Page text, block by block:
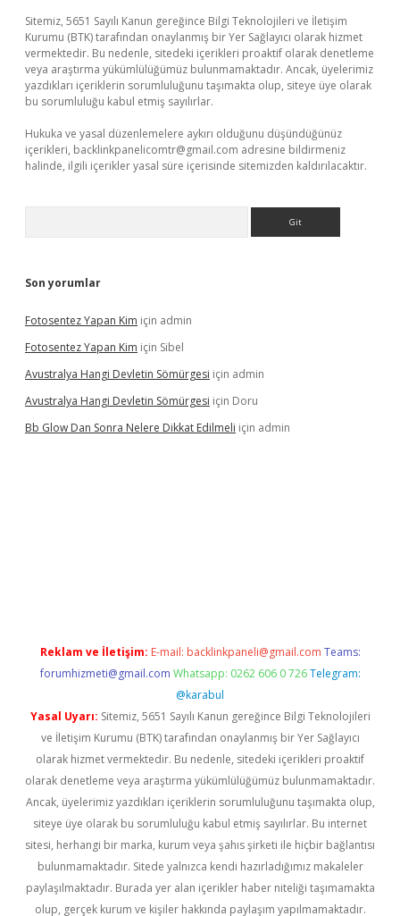
Sitemiz, 5651 Sayılı Kanun gereğince Bilgi Teknolojileri ve İletişim
Kurumu (BTK) tarafından onaylanmış bir Yer Sağlayıcı olarak hizmet
vermektedir. Bu nedenle, sitedeki içerikleri proaktif olarak denetleme
veya araştırma yükümlülüğümüz bulunmamaktadır. Ancak, üyelerimiz
yazdıkları içeriklerin sorumluluğunu taşımakta olup, siteye üye olarak
bu sorumluluğu kabul etmiş sayılırlar.
Hukuka ve yasal düzenlemelere aykırı olduğunu düşündüğünüz
içerikleri, backlinkpanelicomtr@gmail.com adresine bildirmeniz
halinde, ilgili içerikler yasal süre içerisinde sitemizden kaldırılacaktır.
Son yorumlar
Fotosentez Yapan Kim için admin
Fotosentez Yapan Kim için Sibel
Avustralya Hangi Devletin Sömürgesi için admin
Avustralya Hangi Devletin Sömürgesi için Doru
Bb Glow Dan Sonra Nelere Dikkat Edilmeli için admin
Reklam ve İletişim: E-mail: backlinkpaneli@gmail.com Teams:
forumhizmeti@gmail.com Whatsapp: 0262 606 0 726 Telegram:
@karabul
Yasal Uyarı: Sitemiz, 5651 Sayılı Kanun gereğince Bilgi Teknolojileri
ve İletişim Kurumu (BTK) tarafından onaylanmış bir Yer Sağlayıcı
olarak hizmet vermektedir. Bu nedenle, sitedeki içerikleri proaktif
olarak denetleme veya araştırma yükümlülüğümüz bulunmamaktadır.
Ancak, üyelerimiz yazdıkları içeriklerin sorumluluğunu taşımakta olup,
siteye üye olarak bu sorumluluğu kabul etmiş sayılırlar. Bu internet
sitesi, herhangi bir marka, kurum veya şahıs şirketi ile hiçbir bağlantısı
bulunmamaktadır. Sitede yalnızca kendi hazırladığımız makaleler
paylaşılmaktadır. Burada yer alan içerikler haber niteliği taşımamakta
olup, gerçek kurum ve kişiler hakkında paylaşım yapılmamaktadır.